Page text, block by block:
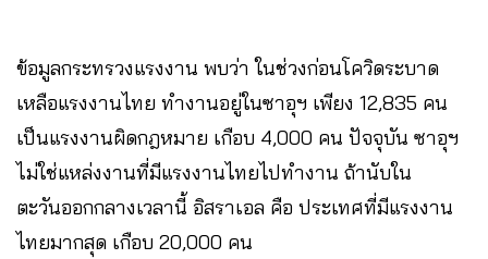
ข้อมูลกระทรวงแรงงาน พบว่า ในช่วงก่อนโควิดระบาด
เหลือแรงงานไทย ทำงานอยู่ในซาอุฯ เพียง 12,835 คน
เป็นแรงงานผิดกฎหมาย เกือบ 4,000 คน ปัจจุบัน ซาอุฯ
ไม่ใช่แหล่งงานที่มีแรงงานไทยไปทำงาน ถ้านับใน
ตะวันออกกลางเวลานี้ อิสราเอล คือ ประเทศที่มีแรงงาน
ไทยมากสุด เกือบ 20,000 คน